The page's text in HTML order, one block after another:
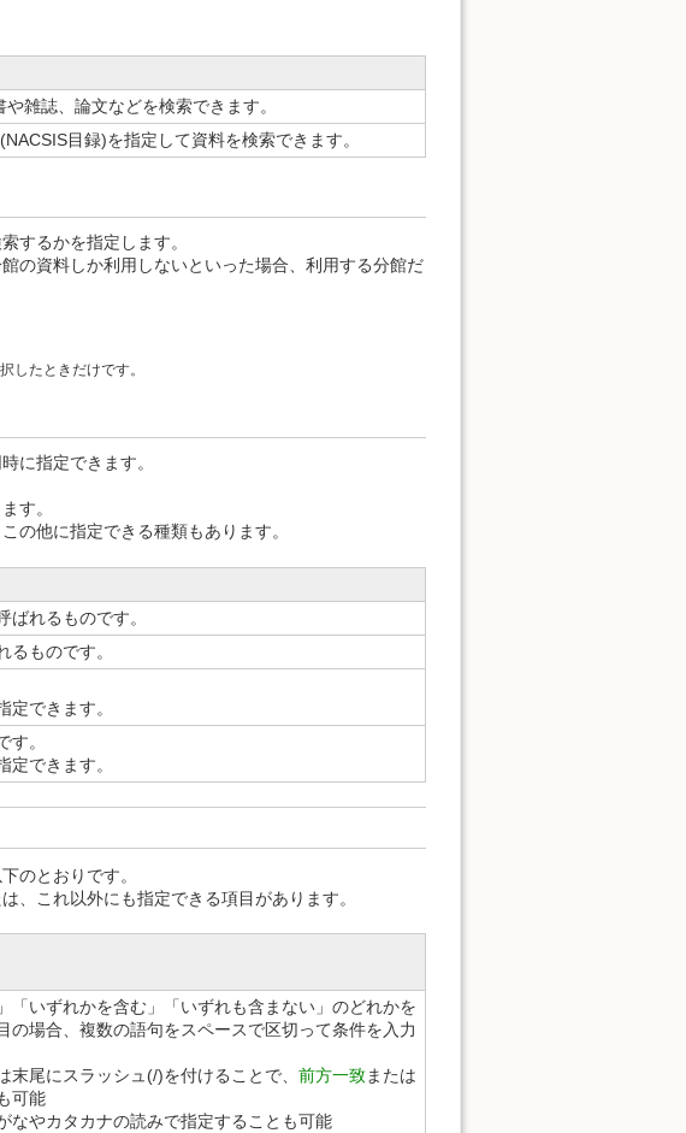
雑誌、論文などを検索できます。
目録)を指定して資料を検索できます。
するかを指定します。
の資料しか利用しないといった場合、利用する分館だ
したときだけです。
に指定できます。
す。
の他に指定できる種類もあります。
れるものです。
ものです。
できます。
す。
できます。
のとおりです。
、これ以外にも指定できる項目があります。
「いずれかを含む」「いずれも含まない」のどれかを
の場合、複数の語句をスペースで区切って条件を入力
末尾にスラッシュ(/)を付けることで、 前方一致または
可能
なやカタカナの読みで指定することも可能